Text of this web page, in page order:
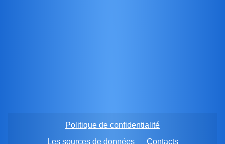
Politique de confidentialité
Les sources de données
Contacts